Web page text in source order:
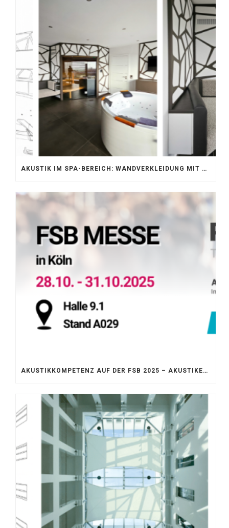
AKUSTIK IM SPA-BEREICH: WANDVERKLEIDUNG MIT SILENTPROTECT CORE
AKUSTIKKOMPETENZ AUF DER FSB 2025 – AKUSTIKELEMENTE FÜR DIE LEBENSRÄUME VON MORGEN